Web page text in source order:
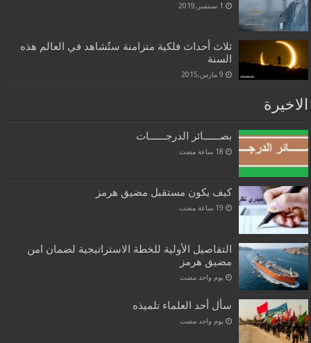
1 سبتمبر,2019
ثلاث أحداث فلكية متزامنة ستُشاهد في العالم هذه
السنة
9 مارس,2015
الاخيرة
بصــــــائر الدرجــــــات
كيف يكون مستقبل مضيق هرمز
التفاصيل الأولية للخطة الاستراتيجية لضمان امن
مضيق هرمز
‏يوم واحد مضت
سأل أحد العلماء تلميذه
‏يوم واحد مضت